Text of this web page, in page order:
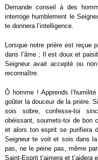
Demande conseil à des
interroge humblement le
te donnera l’intelligence.
Lorsque notre prière est reçue
dans l’âme ; Il est doux et
Seigneur avait accepté ou
reconnaître.
Ô homme ! Apprends
goûter la douceur de la prière.
sois sobre, confesse-toi
obéissant, soumets-toi de bon
et alors ton esprit se purifiera
Seigneur te voit et sois dans
pas, ne le peine pas, même
Saint-Esprit t’aimera et t’aidera